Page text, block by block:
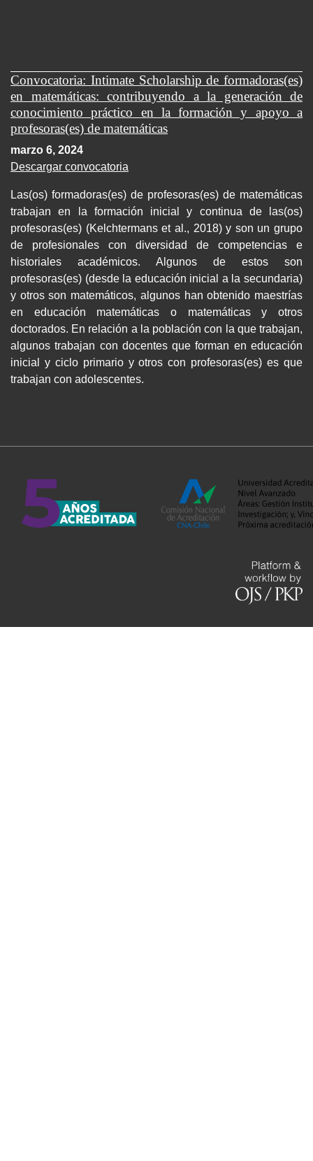
Convocatoria: Intimate Scholarship de formadoras(es)
en matemáticas: contribuyendo a la generación de
conocimiento práctico en la formación y apoyo a
profesoras(es) de matemáticas
marzo 6, 2024
Descargar convocatoria
Las(os) formadoras(es) de profesoras(es) de matemáticas
trabajan en la formación inicial y continua de las(os)
profesoras(es) (Kelchtermans et al., 2018) y son un grupo
de profesionales con diversidad de competencias e
historiales académicos. Algunos de estos son
profesoras(es) (desde la educación inicial a la secundaria)
y otros son matemáticos, algunos han obtenido maestrías
en educación matemáticas o matemáticas y otros
doctorados. En relación a la población con la que trabajan,
algunos trabajan con docentes que forman en educación
inicial y ciclo primario y otros con profesoras(es) es que
trabajan con adolescentes.